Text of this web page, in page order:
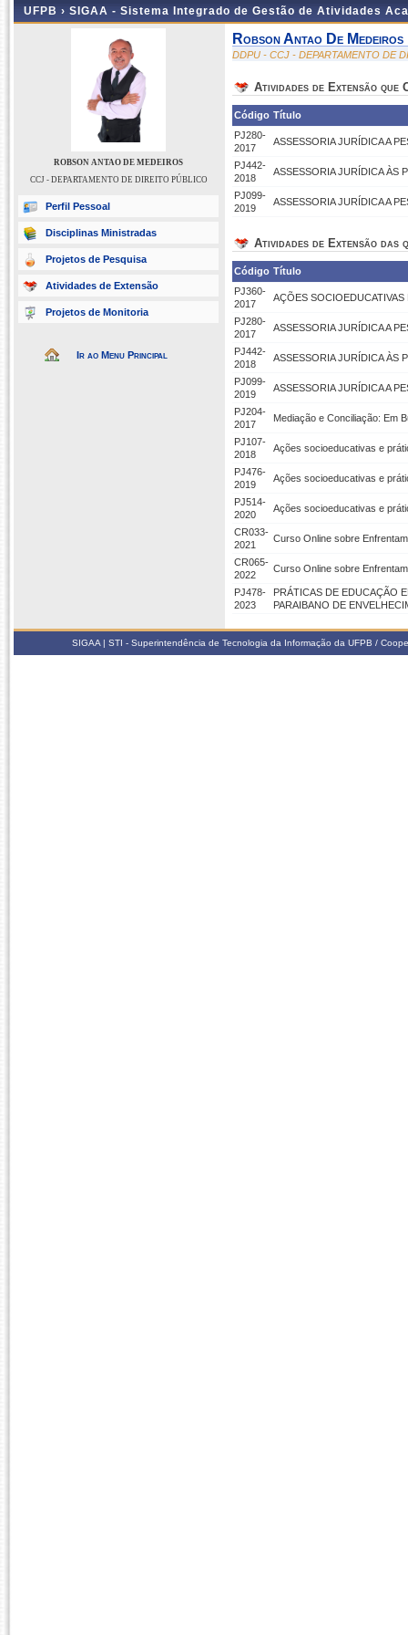
UFPB › SIGAA - Sistema Integrado de Gestão de Atividades
ROBSON ANTAO DE MEDEIROS
CCJ - DEPARTAMENTO DE DIREITO PÚBLICO
Perfil Pessoal
Disciplinas Ministradas
Projetos de Pesquisa
Atividades de Extensão
Projetos de Monitoria
Ir ao Menu Principal
Robson Antao De Medeiros
DDPU - CCJ - DEPARTAMENTO DE
Atividades de Extensão que
Código Título
PJ280-
2017
ASSESSORIA JURÍDICA A
PJ442-
2018
ASSESSORIA JURÍDICA ÀS
PJ099-
2019
ASSESSORIA JURÍDICA A
Atividades de Extensão das
Código Título
PJ360-
2017
AÇÕES
PJ280-
2017
ASSESSORIA JURÍDICA A
PJ442-
2018
ASSESSORIA JURÍDICA ÀS
PJ099-
2019
ASSESSORIA JURÍDICA A
PJ204-
2017
Mediação e Conciliação: Em
PJ107-
2018
Ações socioeducativas e
PJ476-
2019
Ações socioeducativas e
PJ514-
2020
Ações socioeducativas e
CR033-
2021
Curso Online sobre
CR065-
2022
Curso Online sobre
PJ478-
2023
PRÁTICAS DE EDUCAÇÃO
PARAIBANO DE
SIGAA | STI - Superintendência de Tecnologia da Informação da UFPB /